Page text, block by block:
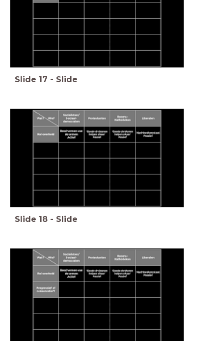
Slide 17 - Slide
Slide 18 - Slide